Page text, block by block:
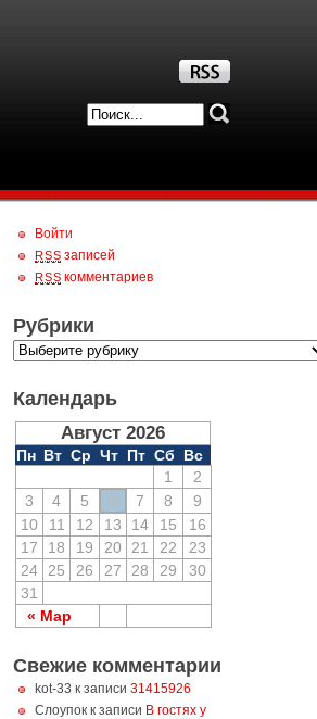
Войти
RSS записей
RSS комментариев
Рубрики
Календарь
Август 2026
Пн Вт Ср Чт Пт Сб Вс
« Мар
1
2
3
4 5 6 7 8
9
10
11 12 13 14 15
16
17
18 19 20 21 22
23
24
25 26 27 28 29
30
31
Свежие комментарии
kot-33 к записи 31415926
Слоупок к записи В гостях у